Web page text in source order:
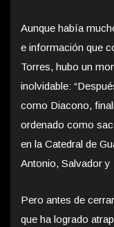
Aunque había
e información que
Torres, hubo un
inolvidable:
como Diacono,
ordenado como
en la Catedral de
Antonio, Salvador y
Pero antes de
que ha logrado